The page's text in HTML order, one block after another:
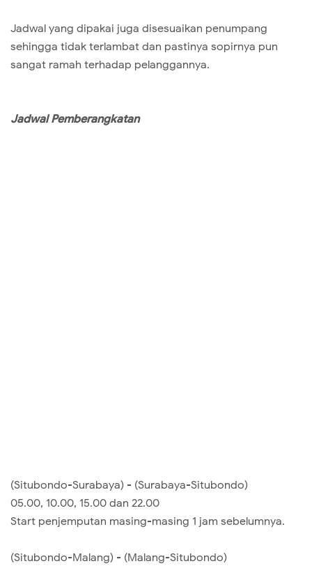
Jadwal yang dipakai juga disesuaikan penumpang
sehingga tidak terlambat dan pastinya sopirnya pun
sangat ramah terhadap pelanggannya.
Jadwal Pemberangkatan
(Situbondo-Surabaya) - (Surabaya-Situbondo)
05.00, 10.00, 15.00 dan 22.00
Start penjemputan masing-masing 1 jam sebelumnya.
(Situbondo-Malang) - (Malang-Situbondo)